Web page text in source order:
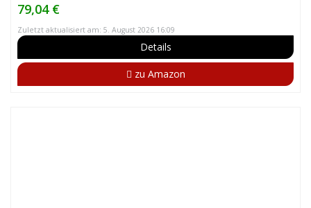
79,04 €
Zuletzt aktualisiert am: 5. August 2026 16:09
Details
zu Amazon